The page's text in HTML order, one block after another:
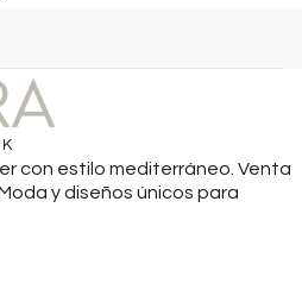
con estilo mediterráneo. Venta
y diseños únicos para